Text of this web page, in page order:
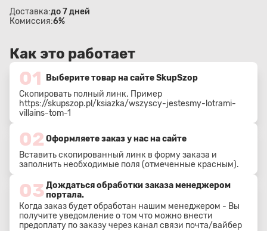
Доставка:до 7 дней
Комиссия:6%
Как это работает
01
Выберите товар на сайте SkupSzop
Скопировать полный линк. Пример
https://skupszop.pl/ksiazka/wszyscy-jestesmy-lotrami-
villains-tom-1
02 Оформляете заказ у нас на сайте
Вставить скопированный линк в форму заказа и
заполнить необходимые поля (отмеченные красным).
03Дождаться обработки заказа менеджером
портала.
Когда заказ будет обработан нашим менеджером - Вы
получите уведомление о том что можно внести
предоплату по заказу через канал связи почта/вайбер